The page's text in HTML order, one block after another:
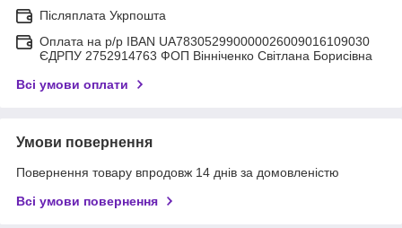
Післяплата Укрпошта
Оплата на р/р IBAN UA783052990000026009016109030
ЄДРПУ 2752914763 ФОП Вінніченко Світлана Борисівна
Всі умови оплати
Умови повернення
Повернення товару впродовж 14 днів за домовленістю
Всі умови повернення